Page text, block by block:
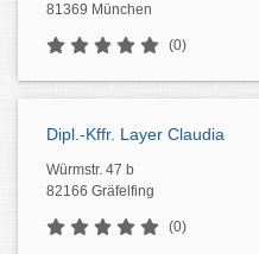
81369 München
(0)
Dipl.-Kffr. Layer Claudia
Würmstr. 47 b
82166 Gräfelfing
(0)